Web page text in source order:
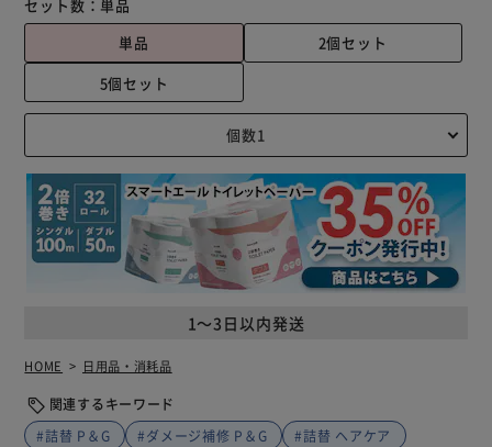
セット数： 単品
単品
2個セット
5個セット
1～3日以内発送
HOME 日用品・消耗品
関連するキーワード
#詰替 P＆G
#ダメージ補修 P＆G
#詰替 ヘアケア